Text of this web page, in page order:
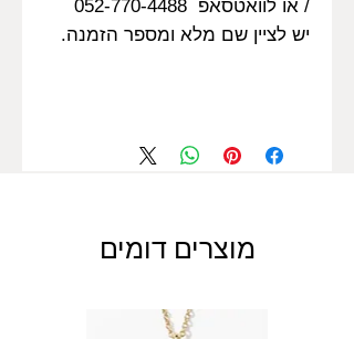
/ או לוואטסאפ 052-770-4488
יש לציין שם מלא ומספר הזמנה.
מוצרים דומים